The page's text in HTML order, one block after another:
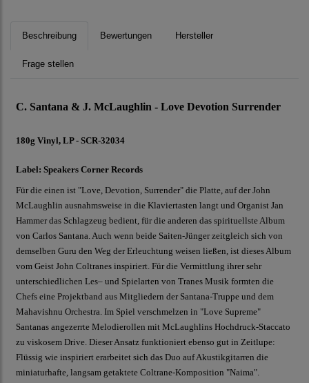
Beschreibung Bewertungen Hersteller
Frage stellen
C. Santana & J. McLaughlin - Love Devotion Surrender
180g Vinyl, LP - SCR-32034
Label: Speakers Corner Records
Für die einen ist "Love, Devotion, Surrender" die Platte, auf der John
McLaughlin ausnahmsweise in die Klaviertasten langt und Organist Jan
Hammer das Schlagzeug bedient, für die anderen das spirituellste Album
von Carlos Santana. Auch wenn beide Saiten-Jünger zeitgleich sich von
demselben Guru den Weg der Erleuchtung weisen ließen, ist dieses Album
vom Geist John Coltranes inspiriert. Für die Vermittlung ihrer sehr
unterschiedlichen Les– und Spielarten von Tranes Musik formten die
Chefs eine Projektband aus Mitgliedern der Santana-Truppe und dem
Mahavishnu Orchestra. Im Spiel verschmelzen in "Love Supreme"
Santanas angezerrte Melodierollen mit McLaughlins Hochdruck-Staccato
zu viskosem Drive. Dieser Ansatz funktioniert ebenso gut in Zeitlupe:
Flüssig wie inspiriert erarbeitet sich das Duo auf Akustikgitarren die
miniaturhafte, langsam getaktete Coltrane-Komposition "Naima".